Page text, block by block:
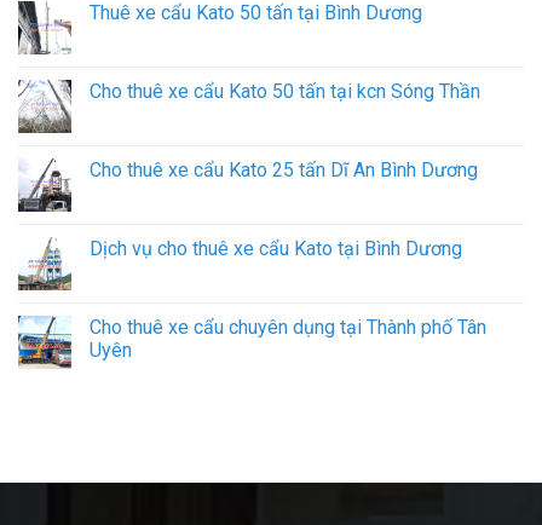
Thuê xe cẩu Kato 50 tấn tại Bình Dương
Cho thuê xe cẩu Kato 50 tấn tại kcn Sóng Thần
Cho thuê xe cẩu Kato 25 tấn Dĩ An Bình Dương
Dịch vụ cho thuê xe cẩu Kato tại Bình Dương
Cho thuê xe cẩu chuyên dụng tại Thành phố Tân
Uyên